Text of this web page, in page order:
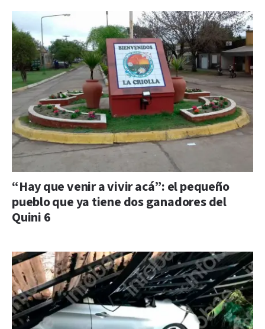
“Hay que venir a vivir acá”: el pequeño
pueblo que ya tiene dos ganadores del
Quini 6